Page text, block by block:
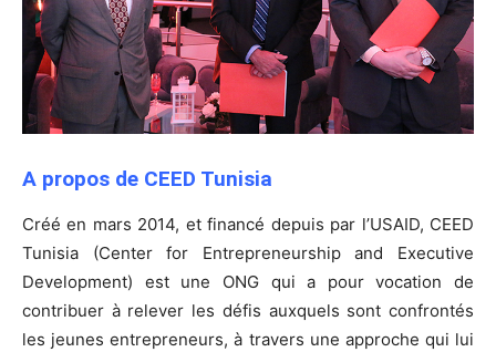
A propos de CEED Tunisia
Créé en mars 2014, et financé depuis par l’USAID, CEED
Tunisia (Center for Entrepreneurship and Executive
Development) est une ONG qui a pour vocation de
contribuer à relever les défis auxquels sont confrontés
les jeunes entrepreneurs, à travers une approche qui lui